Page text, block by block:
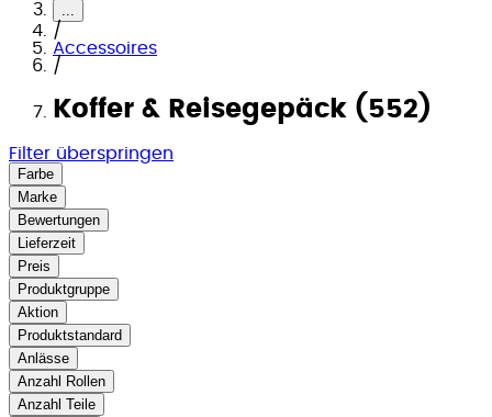
...
/
Accessoires
/
Koffer & Reisegepäck (552)
Filter überspringen
Farbe
Marke
Bewertungen
Lieferzeit
Preis
Produktgruppe
Aktion
Produktstandard
Anlässe
Anzahl Rollen
Anzahl Teile